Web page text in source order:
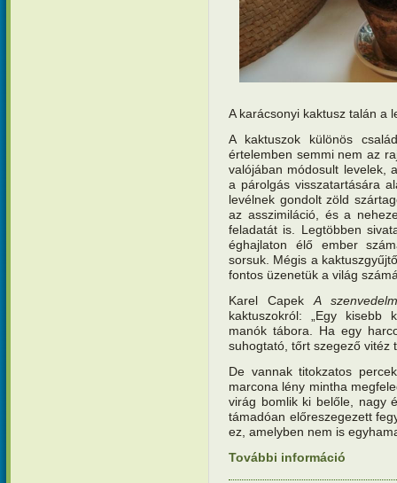
A karácsonyi kaktusz talán a
A kaktuszok különös
értelemben semmi nem az
valójában módosult levelek,
a párolgás visszatartására
levélnek gondolt zöld
az asszimiláció, és a
feladatát is. Legtöbben
éghajlaton élő ember
sorsuk. Mégis a
fontos üzenetük a világ
Karel CapekA
kaktuszokról: „Egy kisebb
manók tábora. Ha egy
suhogtató, tőrt szegező vitéz
De vannak titokzatos
marcona lény mintha
virág bomlik ki belőle, nagy
támadóan előreszegezett
ez, amelyben nem is
További információ